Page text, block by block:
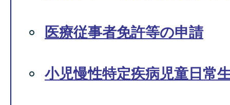
医療従事者免許等の申請
小児慢性特定疾病児童日常